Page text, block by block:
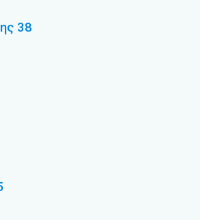
38